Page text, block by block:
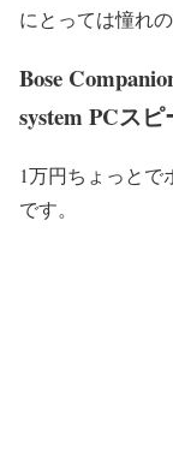
にとっては憧れの
Bose
system PCス
1万円ちょっと
です。